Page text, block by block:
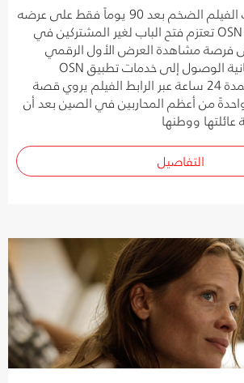
الشبكة الرائدة ستبث الفيلم الضخم بعد 90 يوماً فقط على عرضه
في صالات السينما OSN تعتزم فتح الباب لغير المشتركين في
فرصة مشاهدة العرض الأول الرقمي
لفيلم مولان مع إمكانية الوصول إلى خدمات تطبيق OSN
للمشاهدة أونلاين لمدة 24 ساعة عبر الرابط الفيلم يروي قصة
من أعظم المحاربين في الصين بعد أن
عائلتها ووطنها
التفاصيل